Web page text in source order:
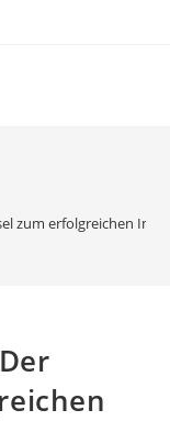
zum erfolgreichen